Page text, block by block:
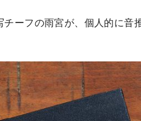
ーフの雨宮が、個人的に